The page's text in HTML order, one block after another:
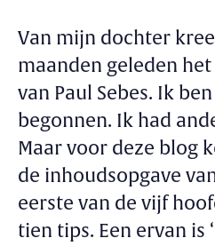
Van mijn dochter
maanden geleden
van Paul Sebes. Ik
begonnen. Ik had
Maar voor deze blog
de inhoudsopgave
eerste van de vijf
tien tips. Een ervan is